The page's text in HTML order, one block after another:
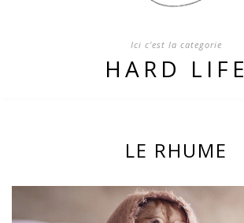
Ici c'est la categorie
HARD LIFE
LE RHUME